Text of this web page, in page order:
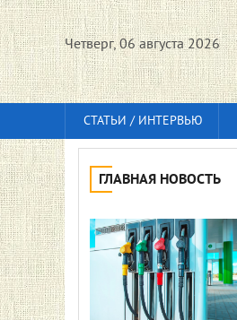
Четверг, 06 августа 2026
СТАТЬИ / ИНТЕРВЬЮ
ГЛАВНАЯ НОВОСТЬ